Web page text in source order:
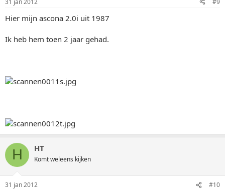
Hier mijn ascona 2.0i uit 1987
Ik heb hem toen 2 jaar gehad.
H HT
Komt weleens kijken
31 jan 2012 #10